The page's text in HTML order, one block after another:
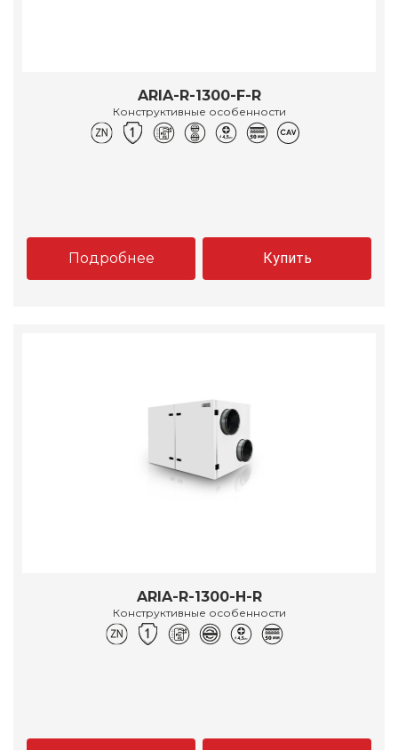
ARIA-R-1300-F-R
Конструктивные особенности
Подробнее Купить
ARIA-R-1300-H-R
Конструктивные особенности